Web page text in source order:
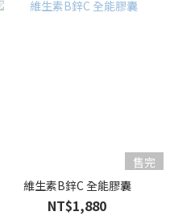
售完
維生素B鋅C 全能膠囊
NT$1,880